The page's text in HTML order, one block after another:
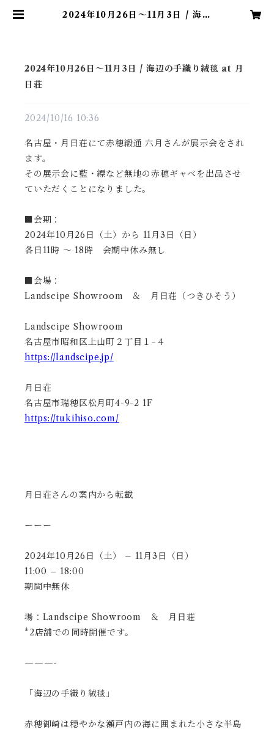
2024年10月26日〜11月3日 / 海辺
2024年10月26日〜11月3日 / 海辺の手織り絨毯 at 月
日荘
2024/10/16 10:36
名古屋・月日荘にて赤穂緞通 六月 さんが展示会をされ
ます。
その展示会に藍・縹など無地の赤穂ギャべを出品させ
ていただくことになりました。
■会期：
2024年10月26日（土）から 11月3日（日）
各日11時 ～ 18時 会期中休み無し
■会場：
Landscipe Showroom ＆ 月日荘
（つきひそう）
Landscipe Showroom
名古屋市昭和区上山町２丁目１−４
https://landscipe.jp/
月日荘
名古屋市瑞穂区松月町4-9-2 1F
https://tukihiso.com/
月日荘さんの案内から転載
ーーー
2024年10月26日（土） – 11月3日（日）
11:00 – 18:00
期間中無休
場：Landscipe Showroom ＆ 月日荘
*2店舗での同時開催です。
———-
「海辺の手織り絨毯」
赤穂御崎は穏やかな瀬戸内の海に囲まれた小さな半島